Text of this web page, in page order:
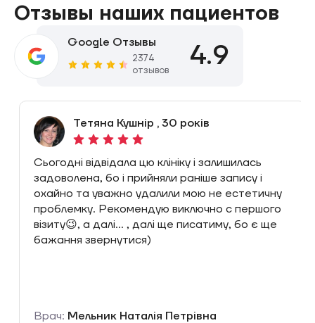
Отзывы наших пациентов
Google Отзывы
2374
отзывов
4.9
Тетяна Кушнір , 30 років
Сьогодні відвідала цю клініку і залишилась
задоволена, бо і прийняли раніше запису і
охайно та уважно удалили мою не естетичну
проблемку. Рекомендую виключно с першого
візиту😉, а далі… , далі ще писатиму, бо є ще
бажання звернутися)
Врач: Мельник Наталія Петрівна